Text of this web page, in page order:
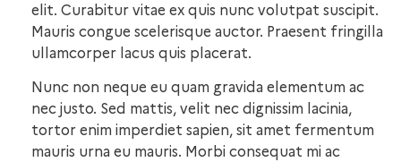
elit. Curabitur vitae ex quis nunc volutpat suscipit.
Mauris congue scelerisque auctor. Praesent fringilla
ullamcorper lacus quis placerat.
Nunc non neque eu quam gravida elementum ac
nec justo. Sed mattis, velit nec dignissim lacinia,
tortor enim imperdiet sapien, sit amet fermentum
mauris urna eu mauris. Morbi consequat mi ac